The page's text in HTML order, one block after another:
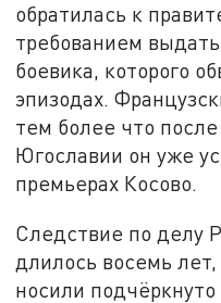
обратилась к
требованием
боевика, которого
эпизодах.
тем более что
Югославии он уже
премьерах Косово.
Следствие по делу
длилось восемь
носили